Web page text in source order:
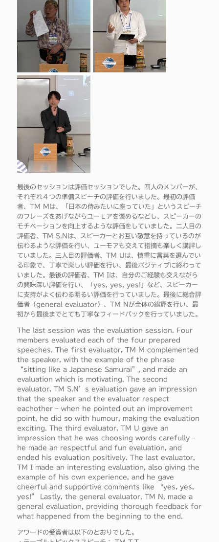
最後のセッションは評価セッションでした。四人のメンバーが、
それぞれ４つの準備スピーチの評価を行いました。最初の評価
者、TM Mは、「日本の侍みたいに座っていた」というスピーチ
のフレーズをあげながらユーモアを褒めるなどし、スピーカーの
モチベーションを向上するような評価をしていました。二人目の
評価者、TM S.Nは、スピーカーとお互い敬意を持っているのが
伝わるような評価を行い、ユーモアも交えて指摘も楽しく講評し
ていました。三人目の評価者、TM Uは、慎重に言葉を選んでい
る印象で、丁寧で楽しい評価を行い、最後ポジティブに終わって
いました。最後の評価者、TM Iは、自分のご経験も交えながら
の興味深い評価を行い、「yes, yes, yes!」など、スピーカー
に支持がよく伝わる明るい評価を行っていました。最後に総合評
価者（general evaluator）、TM Nが全体の総評を行い、最
初から最後までとても丁寧なフィードバックを行っていました。
The last session was the evaluation session. Four
members evaluated each of the four prepared
speeches. The first evaluator, TM M complemented
the speaker, with the example of the phrase
“sitting like a Japanese Samurai”, and made an
evaluation which is motivating. The second
evaluator, TM S.N’s evaluation gave an impression
that the speaker and the evaluator respect
eachother – when he pointed out an improvement
point, he did so with humour, making the evaluation
exciting. The third evaluator, TM U gave an
impression that he was choosing words carefully –
he made an respectful and fun evaluation, and
ended his evaluation positively. The last evaluator,
TM I made an interesting evaluation, also giving the
example of his own experience, and he gave
cheerful and supportive comments like “yes, yes,
yes!” Lastly, the general evaluator, TM N, made a
general evaluation, providing thorough feedback for
what happened from the beginning to the end.
アワードの受賞者は以下のとおりでした。